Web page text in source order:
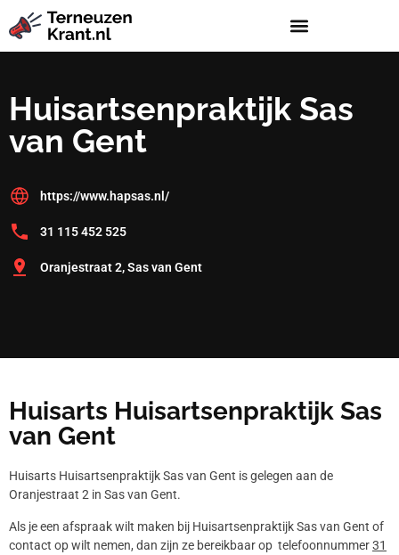
Huisartsenpraktijk Sas
van Gent
https://www.hapsas.nl/
31 115 452 525
Oranjestraat 2, Sas van Gent
Huisarts Huisartsenpraktijk Sas
van Gent
Huisarts Huisartsenpraktijk Sas van Gent is gelegen aan de
Oranjestraat 2 in Sas van Gent.
Als je een afspraak wilt maken bij Huisartsenpraktijk Sas van Gent of
contact op wilt nemen, dan zijn ze bereikbaar op telefoonnummer31